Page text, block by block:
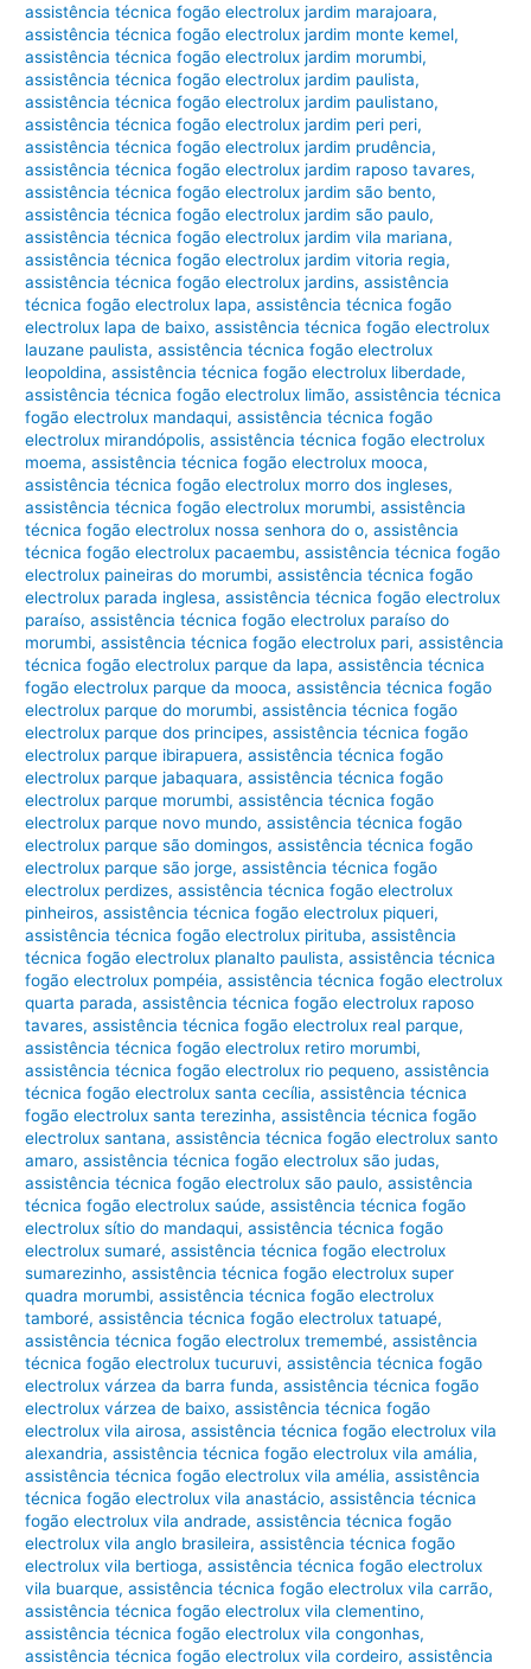
assistência técnica fogão electrolux jardim marajoara,
assistência técnica fogão electrolux jardim monte kemel,
assistência técnica fogão electrolux jardim morumbi,
assistência técnica fogão electrolux jardim paulista,
assistência técnica fogão electrolux jardim paulistano,
assistência técnica fogão electrolux jardim peri peri,
assistência técnica fogão electrolux jardim prudência,
assistência técnica fogão electrolux jardim raposo tavares,
assistência técnica fogão electrolux jardim são bento,
assistência técnica fogão electrolux jardim são paulo,
assistência técnica fogão electrolux jardim vila mariana,
assistência técnica fogão electrolux jardim vitoria regia,
assistência técnica fogão electrolux jardins,assistência
técnica fogão electrolux lapa,assistência técnica fogão
electrolux lapa de baixo,assistência técnica fogão electrolux
lauzane paulista,assistência técnica fogão electrolux
leopoldina,assistência técnica fogão electrolux liberdade,
assistência técnica fogão electrolux limão,assistência técnica
fogão electrolux mandaqui,assistência técnica fogão
electrolux mirandópolis,assistência técnica fogão electrolux
moema,assistência técnica fogão electrolux mooca,
assistência técnica fogão electrolux morro dos ingleses,
assistência técnica fogão electrolux morumbi,assistência
técnica fogão electrolux nossa senhora do o,assistência
técnica fogão electrolux pacaembu,assistência técnica fogão
electrolux paineiras do morumbi,assistência técnica fogão
electrolux parada inglesa,assistência técnica fogão electrolux
paraíso,assistência técnica fogão electrolux paraíso do
morumbi,assistência técnica fogão electrolux pari,assistência
técnica fogão electrolux parque da lapa,assistência técnica
fogão electrolux parque da mooca,assistência técnica fogão
electrolux parque do morumbi,assistência técnica fogão
electrolux parque dos principes,assistência técnica fogão
electrolux parque ibirapuera,assistência técnica fogão
electrolux parque jabaquara,assistência técnica fogão
electrolux parque morumbi,assistência técnica fogão
electrolux parque novo mundo,assistência técnica fogão
electrolux parque são domingos,assistência técnica fogão
electrolux parque são jorge,assistência técnica fogão
electrolux perdizes,assistência técnica fogão electrolux
pinheiros,assistência técnica fogão electrolux piqueri,
assistência técnica fogão electrolux pirituba,assistência
técnica fogão electrolux planalto paulista,assistência técnica
fogão electrolux pompéia,assistência técnica fogão electrolux
quarta parada,assistência técnica fogão electrolux raposo
tavares,assistência técnica fogão electrolux real parque,
assistência técnica fogão electrolux retiro morumbi,
assistência técnica fogão electrolux rio pequeno,assistência
técnica fogão electrolux santa cecília,assistência técnica
fogão electrolux santa terezinha,assistência técnica fogão
electrolux santana,assistência técnica fogão electrolux santo
amaro,assistência técnica fogão electrolux são judas,
assistência técnica fogão electrolux são paulo,assistência
técnica fogão electrolux saúde,assistência técnica fogão
electrolux sítio do mandaqui,assistência técnica fogão
electrolux sumaré,assistência técnica fogão electrolux
sumarezinho,assistência técnica fogão electrolux super
quadra morumbi,assistência técnica fogão electrolux
tamboré,assistência técnica fogão electrolux tatuapé,
assistência técnica fogão electrolux tremembé,assistência
técnica fogão electrolux tucuruvi,assistência técnica fogão
electrolux várzea da barra funda,assistência técnica fogão
electrolux várzea de baixo,assistência técnica fogão
electrolux vila airosa,assistência técnica fogão electrolux vila
alexandria,assistência técnica fogão electrolux vila amália,
assistência técnica fogão electrolux vila amélia,assistência
técnica fogão electrolux vila anastácio,assistência técnica
fogão electrolux vila andrade,assistência técnica fogão
electrolux vila anglo brasileira,assistência técnica fogão
electrolux vila bertioga,assistência técnica fogão electrolux
vila buarque,assistência técnica fogão electrolux vila carrão,
assistência técnica fogão electrolux vila clementino,
assistência técnica fogão electrolux vila congonhas,
assistência técnica fogão electrolux vila cordeiro,assistência